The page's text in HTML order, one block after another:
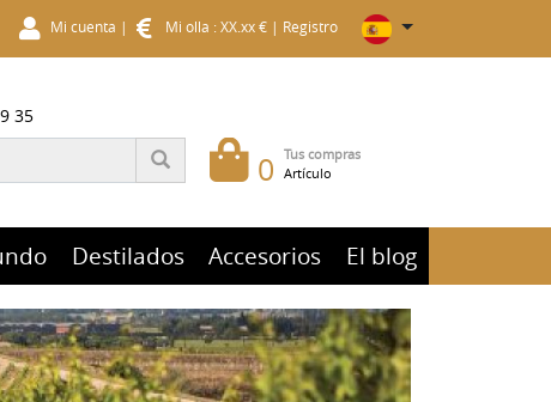
Mi cuenta | Mi olla : XX.xx € | Registro
0 Tus compras
Artículo
35
Destilados Accesorios El blog